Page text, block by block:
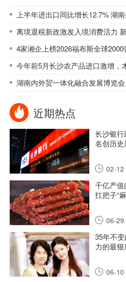
上半年进出口同比增长12.7% 湖
离境退税新政激发入境消费活力
4家湘企上榜2026福布斯全球2000
今年前5月长沙农产品进口激增，
湖南内外贸一体化融合发展博览会
近期热点
长沙银
名创历史
02-12
千亿产
扛把子“
06-29
35年不
力的最
06-10